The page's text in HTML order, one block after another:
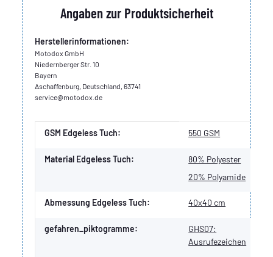
Angaben zur Produktsicherheit
Herstellerinformationen:
Motodox GmbH
Niedernberger Str. 10
Bayern
Aschaffenburg, Deutschland, 63741
service@motodox.de
Produkteigenschaft
Wert
GSM Edgeless Tuch: 550 GSM
Material Edgeless Tuch:
80% Polyester
20% Polyamide
Abmessung Edgeless Tuch: 40x40 cm
gefahren_piktogramme:
GHS07:
Ausrufezeichen